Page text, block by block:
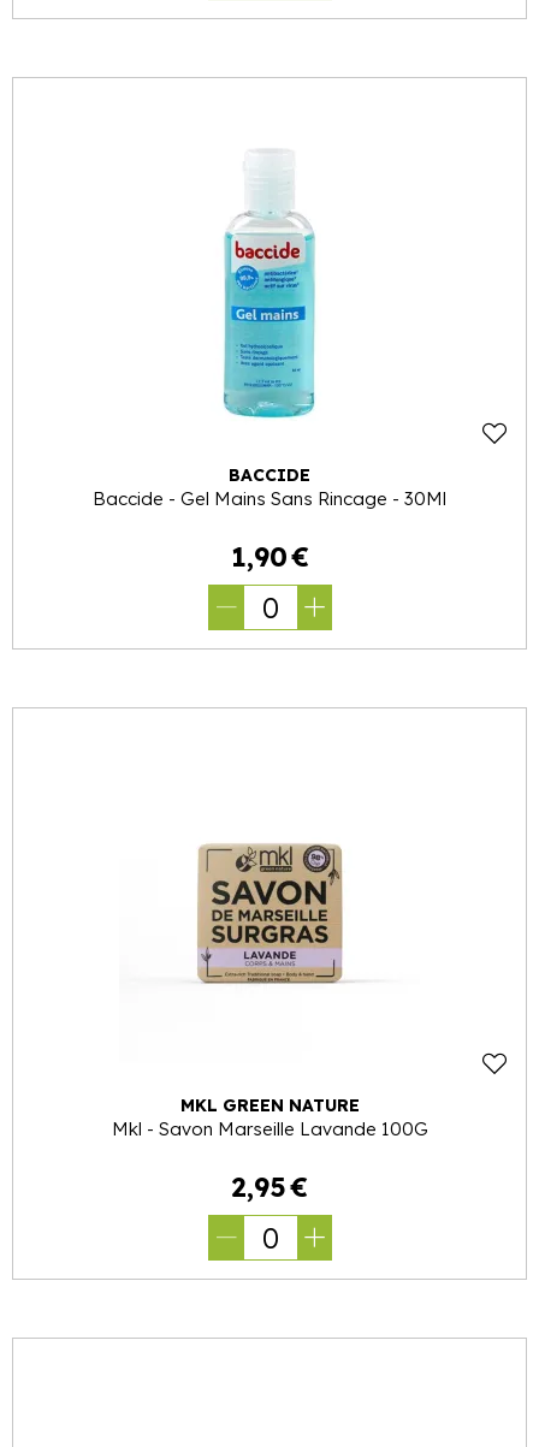
BACCIDE
Baccide - Gel Mains Sans Rincage - 30Ml
1,90€
0
MKL GREEN NATURE
Mkl - Savon Marseille Lavande 100G
2,95€
0